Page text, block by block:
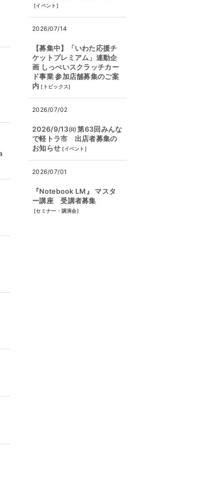
[イベント ]
2026/07/14
【募集中】「いわた応援チ
ケットプレミアム」連動企
画 しっぺいスクラッチカー
ド事業 参加店舗募集のご案
内 [ トピックス]
2026/07/02
2026/9/13㈰ 第63回みんな
で軽トラ市 出店者募集の
お知らせ [イベント ]
2026/07/01
『Notebook LM』 マスタ
ー講座 受講者募集
[セミナー・講演会]